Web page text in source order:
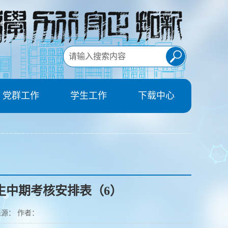
党群工作 学生工作 下载中心
期考核安排表（6）
： 作者：